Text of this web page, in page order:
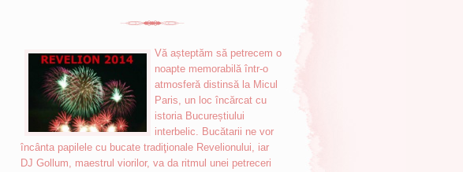
Vă așteptăm să petrecem o
noapte memorabilă într-o
atmosferă distinsă la Micul
Paris, un loc încărcat cu
istoria Bucureștiului
interbelic. Bucătarii ne vor
încânta papilele cu bucate tradiţionale Revelionului, iar
DJ Gollum, maestrul viorilor, va da ritmul unei petreceri